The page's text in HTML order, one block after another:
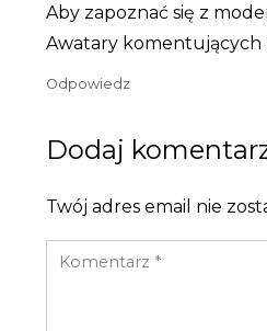
Aby zapoznać się z
Awatary komentujących
Odpowiedz
Dodaj
Twój adres email nie